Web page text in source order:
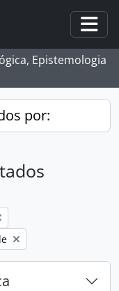
Epistemologia
por: